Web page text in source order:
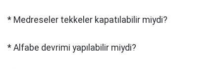
* Medreseler tekkeler kapatılabilir miydi?
* Alfabe devrimi yapılabilir miydi?